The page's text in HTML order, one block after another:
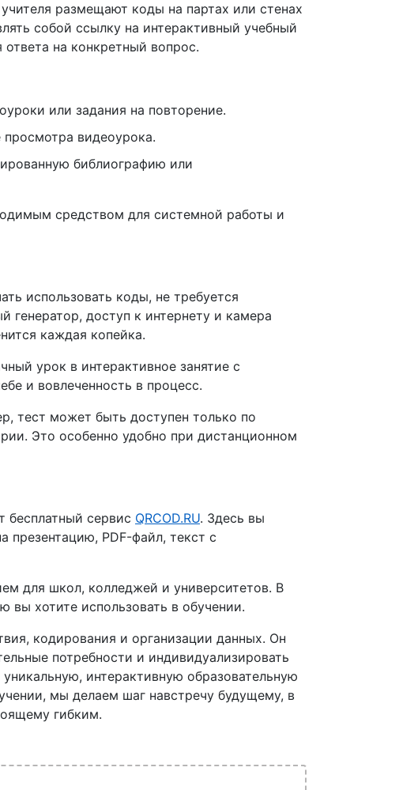
размещают коды на партах или стенах
собой ссылку на интерактивный учебный
на конкретный вопрос.
или задания на повторение.
видеоурока.
библиографию или
средством для системной работы и
использовать коды, не требуется
доступ к интернету и камера
каждая копейка.
урок в интерактивное занятие с
и вовлеченность в процесс.
тест может быть доступен только по
Это особенно удобно при дистанционном
бесплатный сервис QRCOD.RU. Здесь вы
презентацию, PDF-файл, текст с
для школ, колледжей и университетов. В
вы хотите использовать в обучении.
кодирования и организации данных. Он
потребности и индивидуализировать
интерактивную образовательную
мы делаем шаг навстречу будущему, в
гибким.